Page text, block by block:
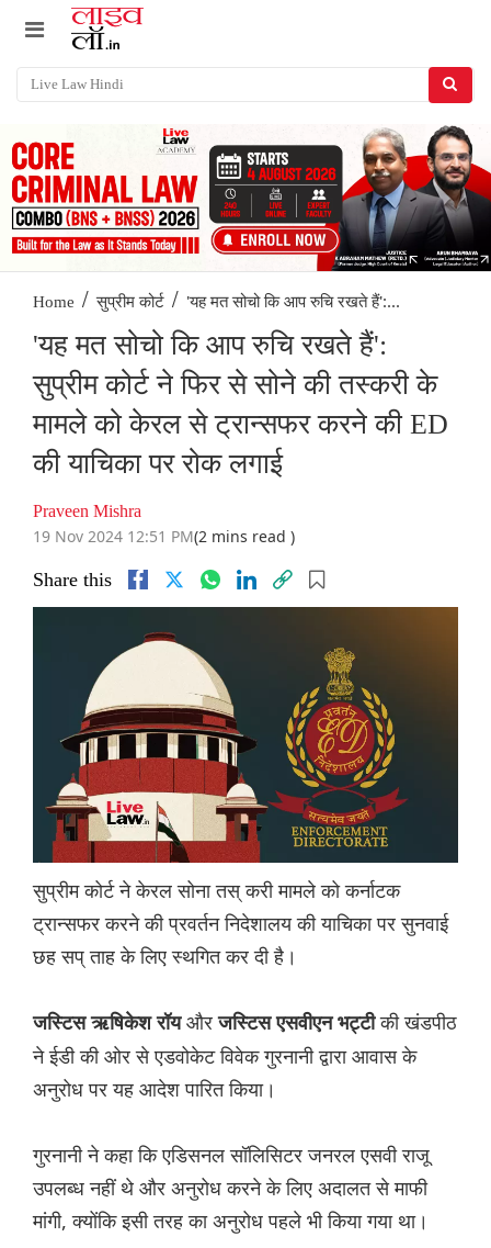
Home / सुप्रीम कोर्ट / 'यह मत सोचो कि आप रुचि रखते हैं':...
'यह मत सोचो कि आप रुचि रखते हैं':
सुप्रीम कोर्ट ने फिर से सोने की तस्करी के
मामले को केरल से ट्रान्सफर करने की ED
की याचिका पर रोक लगाई
Praveen Mishra
19 Nov 2024 12:51 PM(2 mins read )
Share this
सुप्रीम कोर्ट ने केरल सोना तस् करी मामले को कर्नाटक
ट्रान्सफर करने की प्रवर्तन निदेशालय की याचिका पर सुनवाई
छह सप् ताह के लिए स्थगित कर दी है।
जस्टिस ऋषिकेश रॉयऔरजस्टिस एसवीएन भट्टीकी खंडपीठ
ने ईडी की ओर से एडवोकेट विवेक गुरनानी द्वारा आवास के
अनुरोध पर यह आदेश पारित किया।
गुरनानी ने कहा कि एडिसनल सॉलिसिटर जनरल एसवी राजू
उपलब्ध नहीं थे और अनुरोध करने के लिए अदालत से माफी
मांगी, क्योंकि इसी तरह का अनुरोध पहले भी किया गया था।